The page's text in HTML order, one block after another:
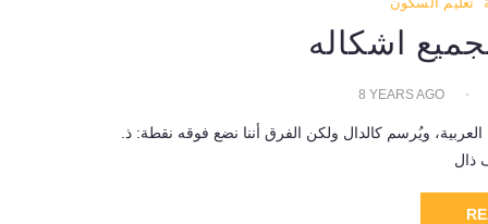
اشكاله
8 YEARS AGO
ويُرسم كالدال ولكن الفرق أننا نضع فوقه نقطة: ذ.